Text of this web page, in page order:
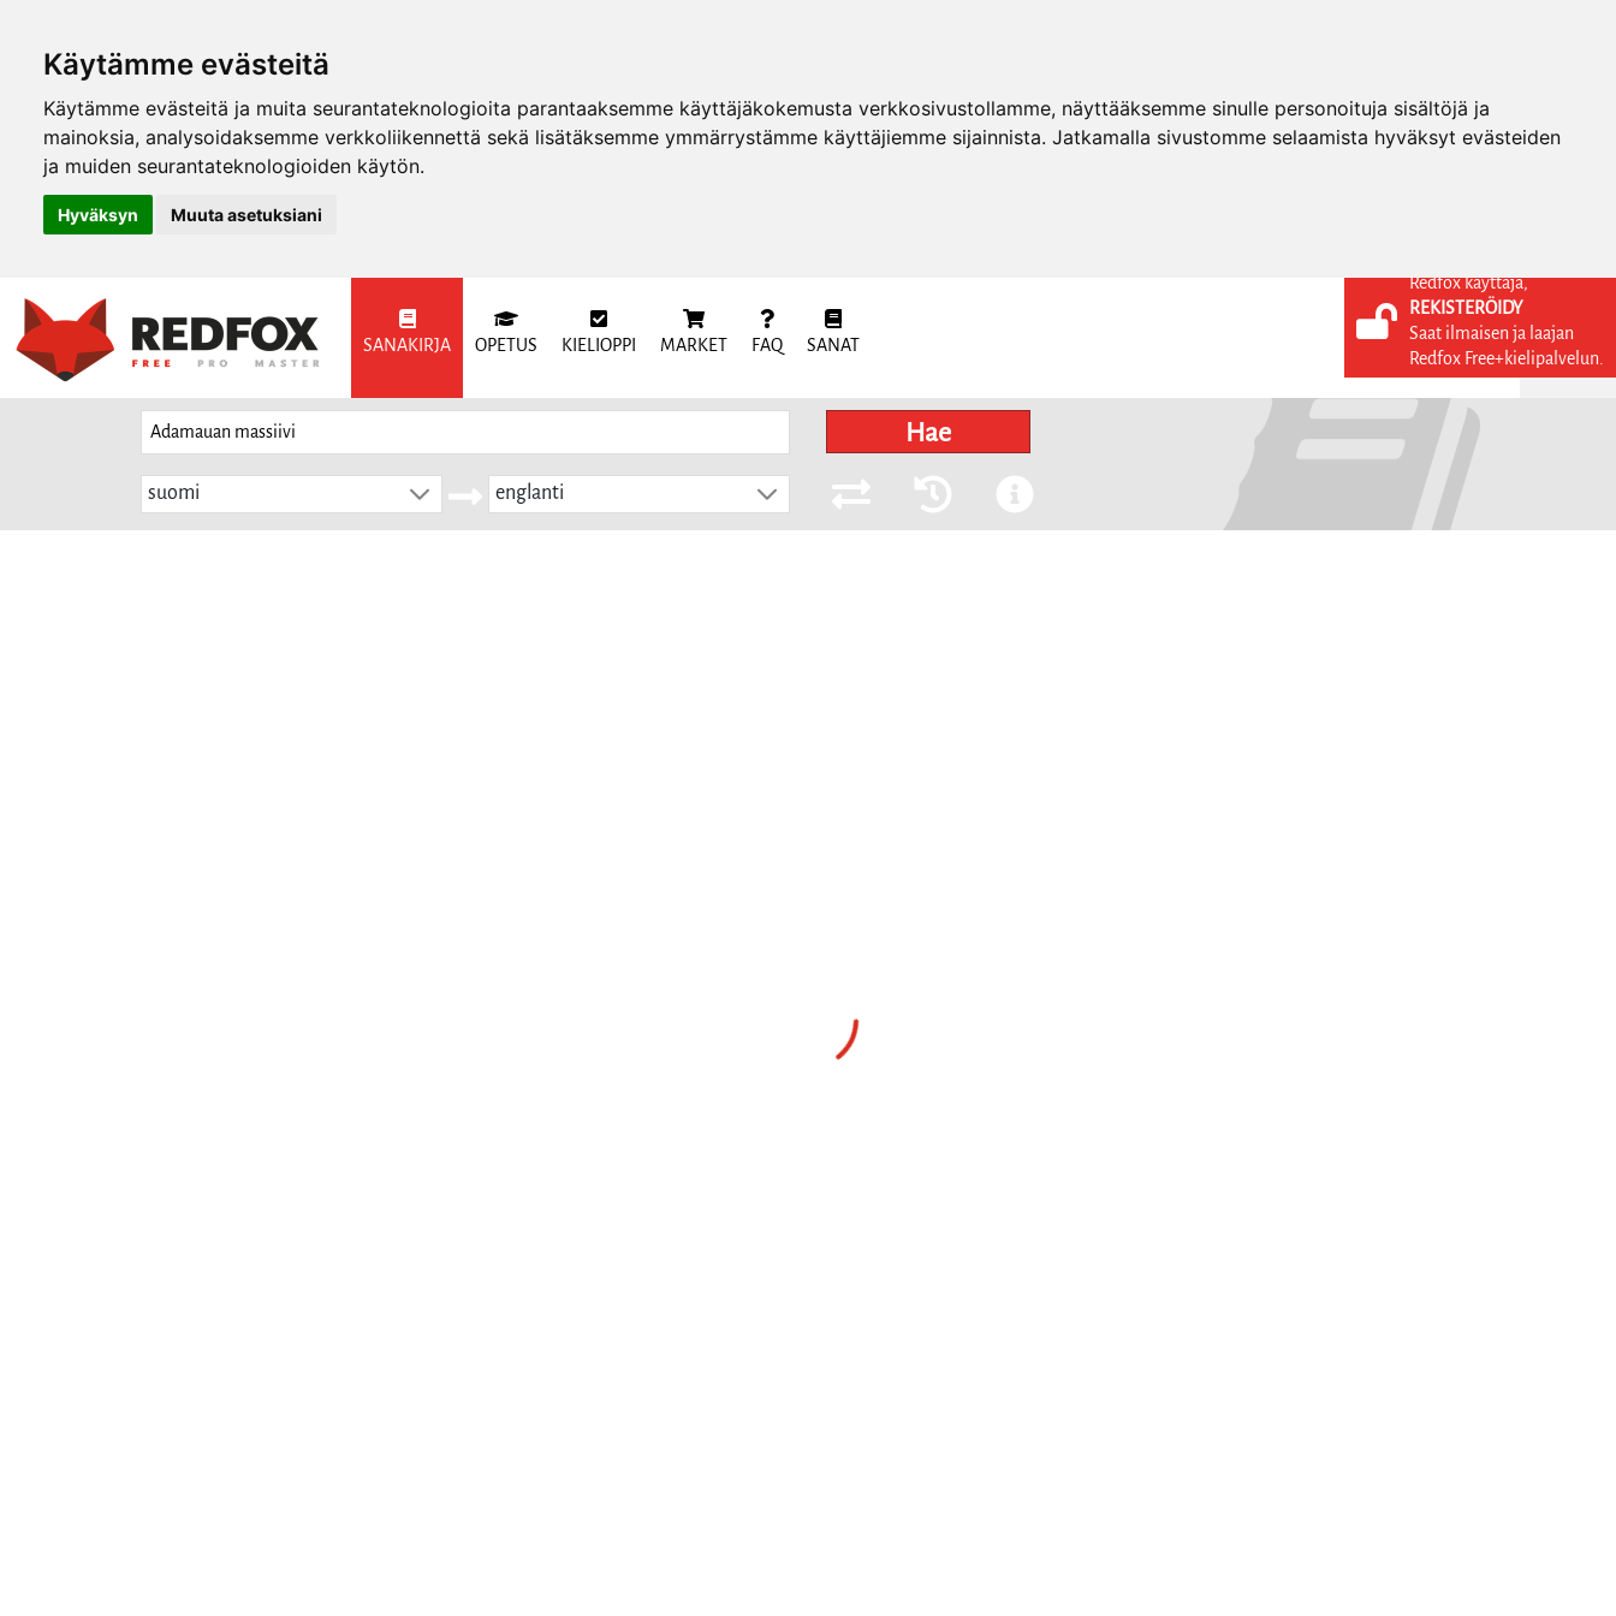
Käytämme evästeitä
Käytämme evästeitä ja muita seurantateknologioita parantaaksemme käyttäjäkokemusta verkkosivustollamme, näyttääksemme sinulle personoituja sisältöjä ja
mainoksia, analysoidaksemme verkkoliikennettä sekä lisätäksemme ymmärrystämme käyttäjiemme sijainnista. Jatkamalla sivustomme selaamista hyväksyt evästeiden
ja muiden seurantateknologioiden käytön.
Hyväksyn Muuta asetuksiani
SANAKIRJA OPETUS KIELIOPPI MARKET FAQ SANAT
KIRJAUDU SISÄÄN
REKISTERÖIDY
Hae
suomi englanti
Redfox käyttäjä,
REKISTERÖIDY
Saat ilmaisen ja laajan
Redfox Free+kielipalvelun.